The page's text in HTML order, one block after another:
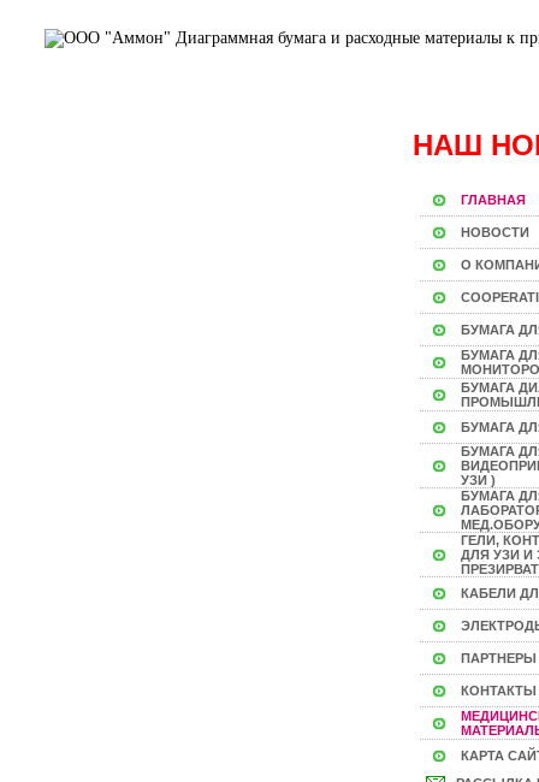
НАШ
ГЛАВНАЯ
НОВОСТИ
О
БУМАГА
БУМАГА
БУМАГА
БУМАГА
БУМАГА
УЗИ )
БУМАГА
ГЕЛИ,
ДЛЯ УЗИ И
КАБЕЛИ
ПАРТНЕРЫ
КОНТАКТЫ
КАРТА